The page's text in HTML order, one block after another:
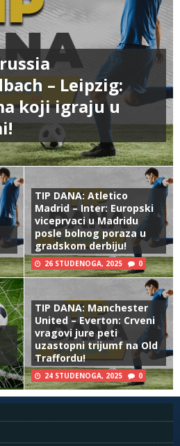
– Leipzig:
koji igraju u
TIP DANA: Atletico
Madrid – Inter: Europski
viceprvaci u Madridu
posle bolnog poraza u
gradskom derbiju!
26 STUDENOGA, 2025 0
TIP DANA: Manchester
United – Everton: Crveni
vragovi jure peti
uzastopni trijumf na Old
Traffordu!
24 STUDENOGA, 2025 0